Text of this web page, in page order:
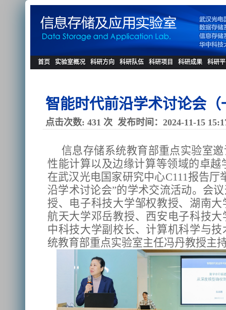
首页 实验室概况 科研方向 科研队伍 科研项目 科研成果 科研
智能时代前沿学术讨论会（
点击次数: 431 次 发布时间：2024-11-15
信息存储系统教育部重点实验室
性能计算以及边缘计算等领域的卓越
在武汉光电国家研究中心C111报告厅
沿学术讨论会”的学术交流活动。会
授、电子科技大学邹权教授、湖南
航天大学邓岳教授、西安电子科技
中科技大学副校长、计算机科学与
统教育部重点实验室主任冯丹教授主